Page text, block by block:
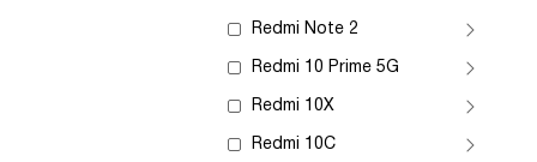
Redmi Note 2
Redmi 10 Prime 5G
Redmi 10X
Redmi 10C